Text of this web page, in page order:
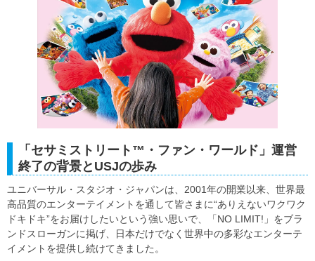
「セサミストリート™・ファン・ワールド」運営
終了の背景とUSJの歩み
ユニバーサル・スタジオ・ジャパンは、2001年の開業以来、世界最
高品質のエンターテイメントを通して皆さまに“ありえないワクワク
ドキドキ”をお届けしたいという強い思いで、「NO LIMIT!」をブラ
ンドスローガンに掲げ、日本だけでなく世界中の多彩なエンターテ
イメントを提供し続けてきました。